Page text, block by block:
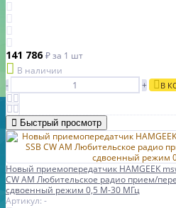
141 786₽за 1 шт
В наличии
-
+ В
Быстрый просмотр
Новый приемопередатчик HAMGEEK
CW AM Любительское радио прием/
сдвоенный режим 0,5 M-30 МГц
Артикул: -